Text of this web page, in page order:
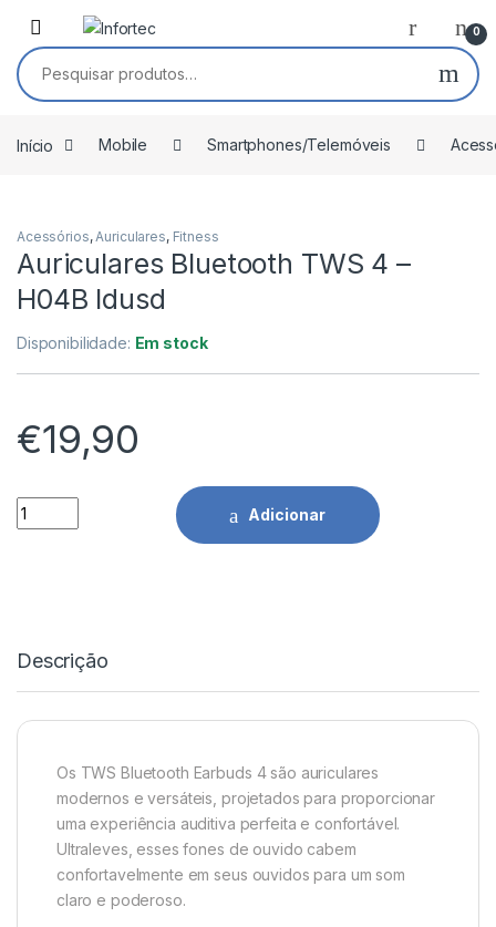
Saltar para navegação
Pular para o conteúdo
0
Pesquisar por:
Início Mobile Smartphones/Telemóveis
Acessórios, Auriculares, Fitness
Auriculares Bluetooth TWS 4 –
H04B Idusd
Disponibilidade: Em stock
€19,90
Auriculares Bluetooth TWS 4 - H04B Idusd quantidade
Adicionar
Descrição
Os TWS Bluetooth Earbuds 4 são auriculares
modernos e versáteis, projetados para proporcionar
uma experiência auditiva perfeita e confortável.
Ultraleves, esses fones de ouvido cabem
confortavelmente em seus ouvidos para um som
claro e poderoso.